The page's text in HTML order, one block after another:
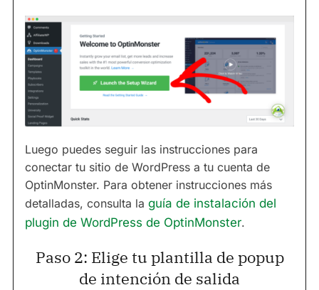
Luego puedes seguir las instrucciones para
conectar tu sitio de WordPress a tu cuenta de
OptinMonster. Para obtener instrucciones más
detalladas, consulta la guía de instalación del
plugin de WordPress de OptinMonster.
Paso 2: Elige tu plantilla de popup
de intención de salida